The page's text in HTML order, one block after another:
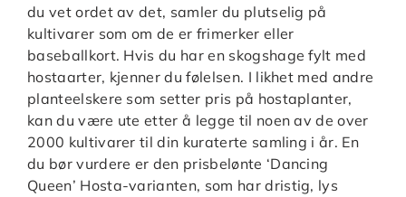
du vet ordet av det, samler du plutselig på
kultivarer som om de er frimerker eller
baseballkort. Hvis du har en skogshage fylt med
hostaarter, kjenner du følelsen. I likhet med andre
planteelskere som setter pris på hostaplanter,
kan du være ute etter å legge til noen av de over
2000 kultivarer til din kuraterte samling i år. En
du bør vurdere er den prisbelønte ‘Dancing
Queen’ Hosta-varianten, som har dristig, lys